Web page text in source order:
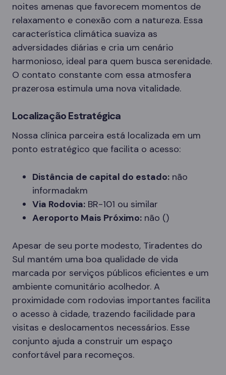
noites amenas que favorecem momentos de
relaxamento e conexão com a natureza. Essa
característica climática suaviza as
adversidades diárias e cria um cenário
harmonioso, ideal para quem busca serenidade.
O contato constante com essa atmosfera
prazerosa estimula uma nova vitalidade.
Localização Estratégica
Nossa clínica parceira está localizada em um
ponto estratégico que facilita o acesso:
Distância de capital do estado: não
informadakm
Via Rodovia: BR-101 ou similar
Aeroporto Mais Próximo: não ()
Apesar de seu porte modesto, Tiradentes do
Sul mantém uma boa qualidade de vida
marcada por serviços públicos eficientes e um
ambiente comunitário acolhedor. A
proximidade com rodovias importantes facilita
o acesso à cidade, trazendo facilidade para
visitas e deslocamentos necessários. Esse
conjunto ajuda a construir um espaço
confortável para recomeços.